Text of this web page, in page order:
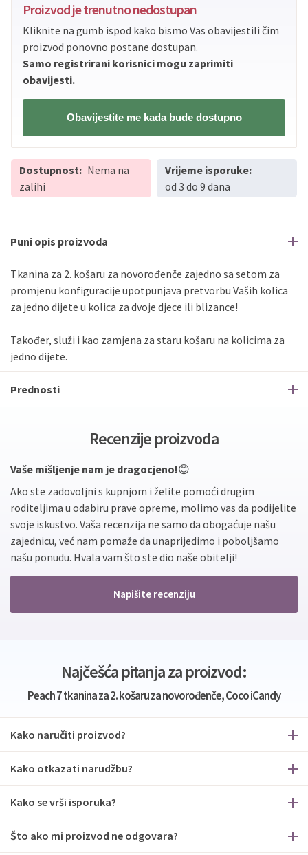
Visa Premium
Erste
Diners do12rata
Maestro do
Erste
Sve banke Visa
Jednokratno
Sve banke
Master
Sve banke
Maestro
Jednokratno
ECC
Discover
Proizvod je trenutno nedostupan
Kliknite na gumb ispod kako bismo Vas obavijestili čim
proizvod ponovno postane dostupan.
Samo registrirani korisnici mogu zaprimiti
obavijesti.
Obavijestite me kada bude dostupno
Dostupnost: Nema na
zalihi
Vrijeme isporuke:
od 3 do 9 dana
Puni opis proizvoda
Tkanina za 2. košaru za novorođenče zajedno sa setom za
promjenu konfiguracije upotpunjava pretvorbu Vaših kolica
za jedno dijete u kolica za dvoje djece ili blizance!
Također, služi i kao zamjena za staru košaru na kolicima za
jedno dijete.
Prednosti
Recenzije proizvoda
Vaše mišljenje nam je dragocjeno!😊
Ako ste zadovoljni s kupnjom i želite pomoći drugim
roditeljima u odabiru prave opreme, molimo vas da podijelite
svoje iskustvo. Vaša recenzija ne samo da obogaćuje našu
zajednicu, već nam pomaže da unaprijedimo i poboljšamo
našu ponudu. Hvala vam što ste dio naše obitelji!
Napišite recenziju
Najčešća pitanja za proizvod:
Peach 7 tkanina za 2. košaru za novorođenče, Coco iCandy
Kako naručiti proizvod?
Kako otkazati narudžbu?
Kako se vrši isporuka?
Što ako mi proizvod ne odgovara?